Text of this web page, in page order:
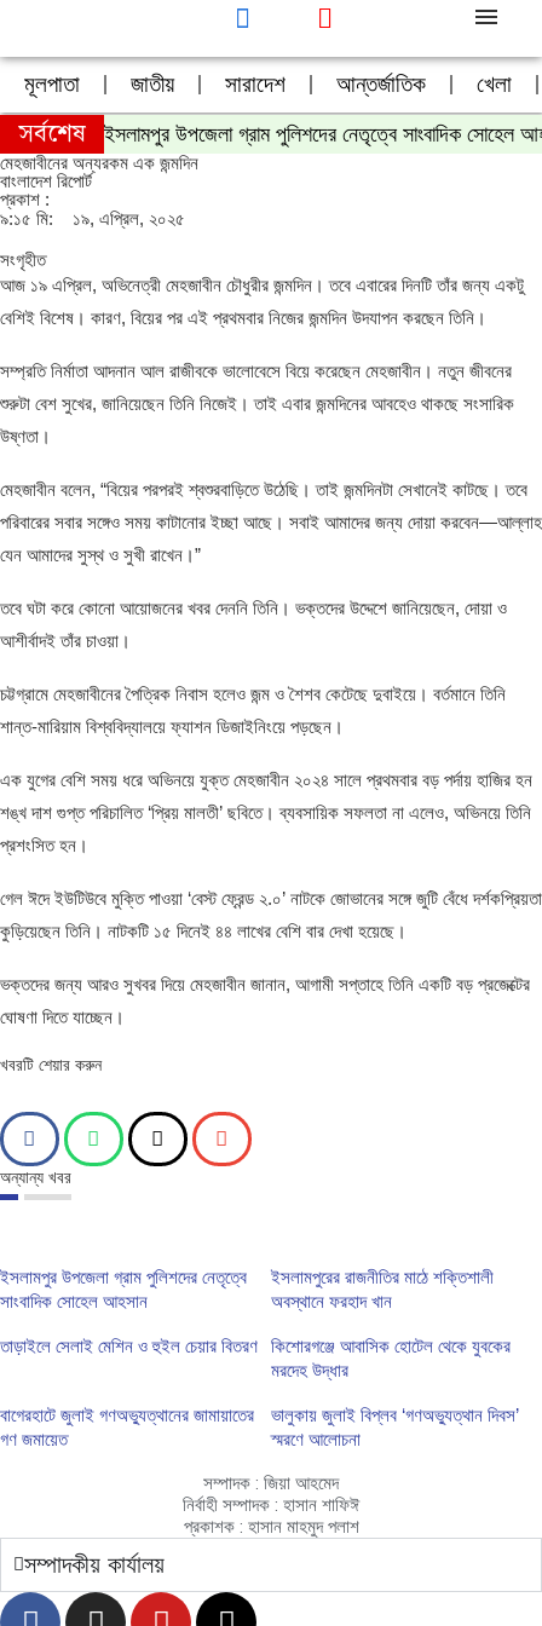
মূলপাতা জাতীয় সারাদেশ আন্তর্জাতিক খেলা
সর্বশেষ ইসলামপুর উপজেলা গ্রাম পুলিশদের নেতৃত্বে সাংবাদিক সোহেল
মেহজাবীনের অন্যরকম এক জন্মদিন
বাংলাদেশ রিপোর্ট
প্রকাশ :
৯:১৫ মি:
১৯, এপ্রিল, ২০২৫
সংগৃহীত
আজ ১৯ এপ্রিল, অভিনেত্রী মেহজাবীন চৌধুরীর জন্মদিন। তবে এবারের দিনটি তাঁর জন্য একটু
বেশিই বিশেষ। কারণ, বিয়ের পর এই প্রথমবার নিজের জন্মদিন উদযাপন করছেন তিনি।
সম্প্রতি নির্মাতা আদনান আল রাজীবকে ভালোবেসে বিয়ে করেছেন মেহজাবীন। নতুন জীবনের
শুরুটা বেশ সুখের, জানিয়েছেন তিনি নিজেই। তাই এবার জন্মদিনের আবহেও থাকছে সংসারিক
উষ্ণতা।
মেহজাবীন বলেন, “বিয়ের পরপরই শ্বশুরবাড়িতে উঠেছি। তাই জন্মদিনটা সেখানেই কাটছে। তবে
পরিবারের সবার সঙ্গেও সময় কাটানোর ইচ্ছা আছে। সবাই আমাদের জন্য দোয়া করবেন—আল্লাহ
যেন আমাদের সুস্থ ও সুখী রাখেন।”
তবে ঘটা করে কোনো আয়োজনের খবর দেননি তিনি। ভক্তদের উদ্দেশে জানিয়েছেন, দোয়া ও
আশীর্বাদই তাঁর চাওয়া।
চট্টগ্রামে মেহজাবীনের পৈত্রিক নিবাস হলেও জন্ম ও শৈশব কেটেছে দুবাইয়ে। বর্তমানে তিনি
শান্ত-মারিয়াম বিশ্ববিদ্যালয়ে ফ্যাশন ডিজাইনিংয়ে পড়ছেন।
এক যুগের বেশি সময় ধরে অভিনয়ে যুক্ত মেহজাবীন ২০২৪ সালে প্রথমবার বড় পর্দায় হাজির হন
শঙ্খ দাশ গুপ্ত পরিচালিত ‘প্রিয় মালতী’ ছবিতে। ব্যবসায়িক সফলতা না এলেও, অভিনয়ে তিনি
প্রশংসিত হন।
গেল ঈদে ইউটিউবে মুক্তি পাওয়া ‘বেস্ট ফ্রেন্ড ২.০’ নাটকে জোভানের সঙ্গে জুটি বেঁধে দর্শকপ্রিয়তা
কুড়িয়েছেন তিনি। নাটকটি ১৫ দিনেই ৪৪ লাখের বেশি বার দেখা হয়েছে।
ভক্তদের জন্য আরও সুখবর দিয়ে মেহজাবীন জানান, আগামী সপ্তাহে তিনি একটি বড় প্রজেক্টের
ঘোষণা দিতে যাচ্ছেন।
খবরটি শেয়ার করুন
অন্যান্য খবর
ইসলামপুর উপজেলা গ্রাম পুলিশদের নেতৃত্বে
সাংবাদিক সোহেল আহসান
ইসলামপুরের রাজনীতির মাঠে শক্তিশালী
অবস্থানে ফরহাদ খান
তাড়াইলে সেলাই মেশিন ও হুইল চেয়ার বিতরণ
কিশোরগঞ্জে আবাসিক হোটেল থেকে যুবকের
মরদেহ উদ্ধার
বাগেরহাটে জুলাই গণঅভ্যুত্থানের জামায়াতের
গণ জমায়েত
ভালুকায় জুলাই বিপ্লব ‘গণঅভ্যুত্থান দিবস’
স্মরণে আলোচনা
সম্পাদক : জিয়া আহমেদ
নির্বাহী সম্পাদক : হাসান শাফিঈ
প্রকাশক : হাসান মাহমুদ পলাশ
সম্পাদকীয় কার্যালয়